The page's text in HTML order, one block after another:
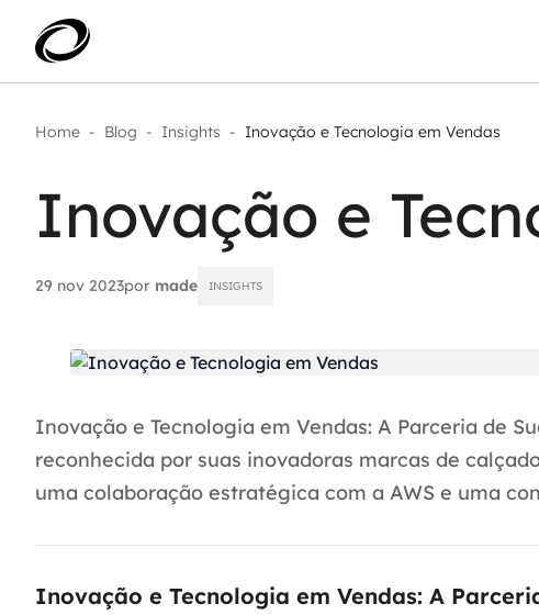
Aplicar IA com impacto real
Modernização de aplicações
Sustentar operações com
Escalar com segurança
Agentes
Home - Blog - Insights - Inovação e Tecnologia em Vendas
Inovação e
29 nov 2023por made INSIGHTS
Inovação e Tecnologia em Vendas: A Parceria de
reconhecida por suas inovadoras marcas de
uma colaboração estratégica com a AWS e uma
Inovação e Tecnologia em Vendas: A